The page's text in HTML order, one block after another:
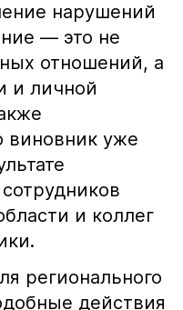
нарушений
— это не
отношений, а
и личной
виновник уже
и коллег
регионального
действия